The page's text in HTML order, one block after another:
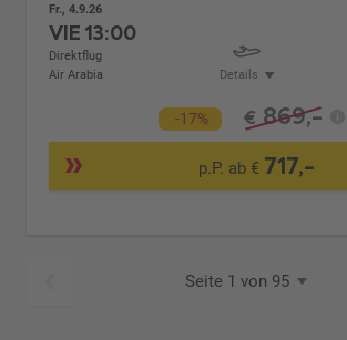
Fr., 4.9.26
VIE13:00
Direktflug
Air Arabia
Details
-17% € 869,-
p.P. ab € 717,-
Seite 1 von 95